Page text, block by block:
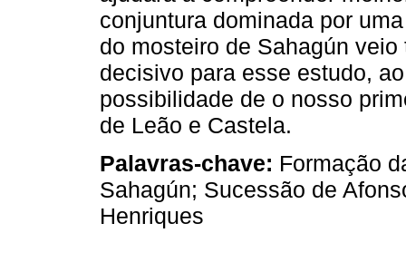
conjuntura dominada por
do mosteiro de Sahagún
decisivo para esse estudo,
possibilidade de o nosso
de Leão e Castela.
Palavras-chave: Formação
Sahagún; Sucessão de
Henriques